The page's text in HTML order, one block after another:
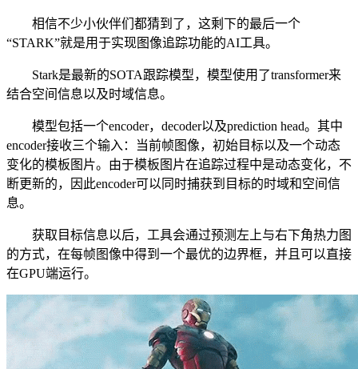
相信不少小伙伴们都猜到了，这剩下的最后一个
“STARK”就是用于实现图像追踪功能的AI工具。
Stark是最新的SOTA跟踪模型，模型使用了transformer来
结合空间信息以及时域信息。
模型包括一个encoder，decoder以及prediction head。其中
encoder接收三个输入：当前帧图像，初始目标以及一个动态
变化的模板图片。由于模板图片在追踪过程中是动态变化，不
断更新的，因此encoder可以同时捕获到目标的时域和空间信
息。
获取目标信息以后，工具会通过预测左上与右下角热力图
的方式，在每帧图像中得到一个最优的边界框，并且可以直接
在GPU端运行。